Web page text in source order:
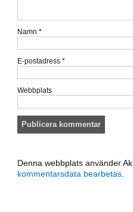
Namn *
E-postadress *
Webbplats
Denna webbplats använder
kommentarsdata bearbetas